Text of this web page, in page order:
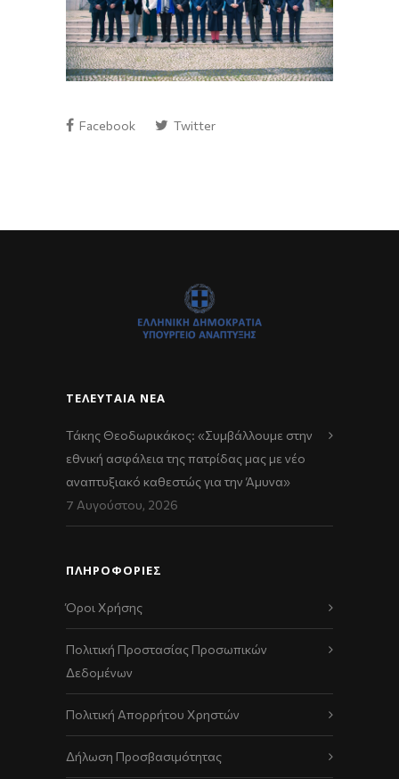
Facebook Twitter
ΤΕΛΕΥΤΑΊΑ ΝΈΑ
Τάκης Θεοδωρικάκος: «Συμβάλλουμε στην
εθνική ασφάλεια της πατρίδας μας με νέο
αναπτυξιακό καθεστώς για την Άμυνα»
7 Αυγούστου, 2026
ΠΛΗΡΟΦΟΡΙΕΣ
Όροι Χρήσης
Πολιτική Προστασίας Προσωπικών
Δεδομένων
Πολιτική Απορρήτου Χρηστών
Δήλωση Προσβασιμότητας